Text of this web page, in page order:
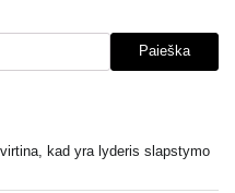
Paieška
kad yra lyderis slapstymo